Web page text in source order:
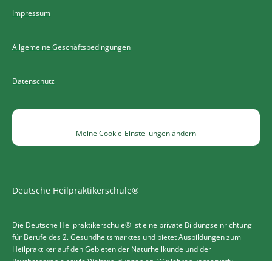
Impressum
Allgemeine Geschäftsbedingungen
Datenschutz
Meine Cookie-Einstellungen ändern
Deutsche Heilpraktikerschule®
Die Deutsche Heilpraktikerschule® ist eine private Bildungseinrichtung
für Berufe des 2. Gesundheitsmarktes und bietet Ausbildungen zum
Heilpraktiker auf den Gebieten der Naturheilkunde und der